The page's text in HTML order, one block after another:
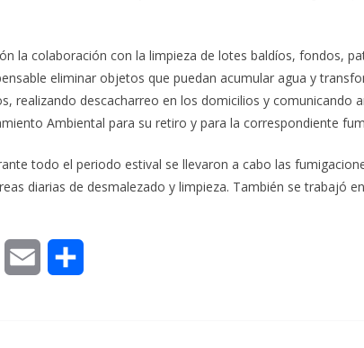
la colaboración con la limpieza de lotes baldíos, fondos,
eliminar objetos que puedan acumular agua y
realizando descacharreo en los domicilios y comunicando
Ambiental para su retiro y para la correspondiente
todo el periodo estival se llevaron a cabo las
diarias de desmalezado y limpieza. También se trabajó
W